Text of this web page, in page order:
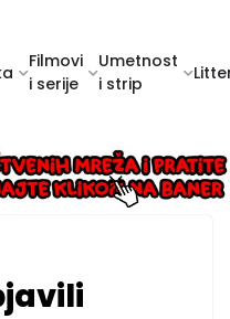
Filmovi
i serije
Umetnost
i strip